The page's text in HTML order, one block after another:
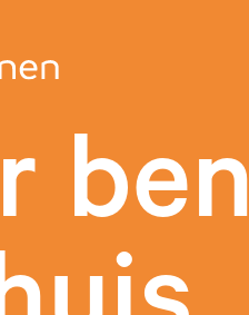
ben